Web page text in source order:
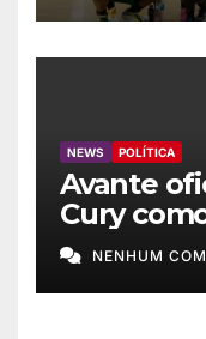
NEWS POLÍTICA
Avante
Cury
NENHUM